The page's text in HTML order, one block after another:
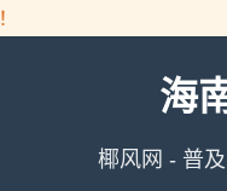
海
椰风网 - 普